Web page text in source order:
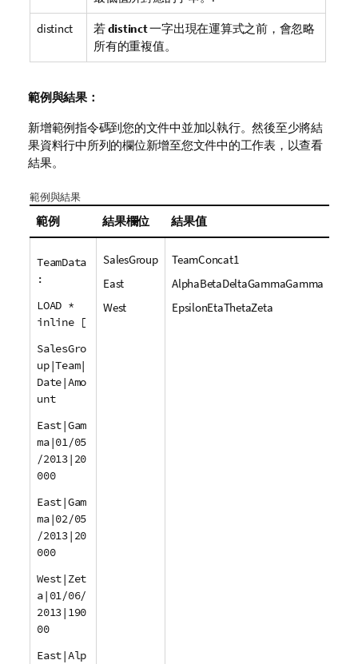
distinct 若distinct一字出現在運算式之前，會忽略
所有的重複值。
範例與結果：
新增範例指令碼到您的文件中並加以執行。然後至少將結
果資料行中所列的欄位新增至您文件中的工作表，以查看
結果。
範例與結果
範例 結果欄位 結果值
TeamData
:
LOAD *
inline [
SalesGro
up|Team|
Date|Amo
unt
East|Gam
ma|01/05
/2013|20
000
East|Gam
ma|02/05
/2013|20
000
West|Zet
a|01/06/
2013|190
00
East|Alp
SalesGroup
East
West
TeamConcat1
AlphaBetaDeltaGammaGamma
EpsilonEtaThetaZeta